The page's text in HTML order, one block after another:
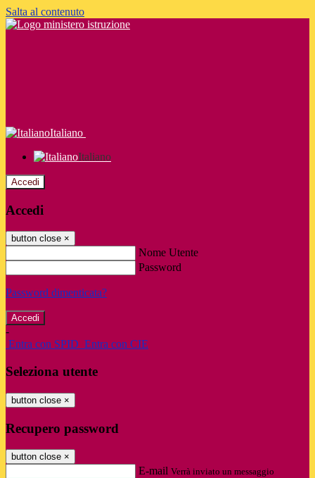
Salta al contenuto
Italiano
Italiano
Accedi
Accedi
button close ×
Nome Utente
Password
Password dimenticata?
-
Entra con SPID Entra con CIE
Seleziona utente
button close ×
Recupero password
button close ×
E-mail Verrà inviato un messaggio